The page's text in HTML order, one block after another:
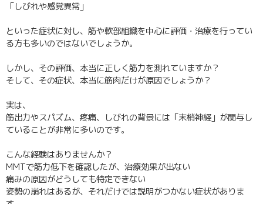
「しびれや感覚異常」
といった症状に対し、筋や軟部組織を中心に評価・治療を行ってい
る方も多いのではないでしょうか。
しかし、その評価、本当に正しく筋力を測れていますか？
そして、その症状、本当に筋肉だけが原因でしょうか？
実は、
筋出力やスパズム、疼痛、しびれの背景には「末梢神経」が関与し
ていることが非常に多いのです。
こんな経験はありませんか？
MMTで筋力低下を確認したが、治療効果が出ない
痛みの原因がどうしても特定できない
姿勢の崩れはあるが、それだけでは説明がつかない症状がありま